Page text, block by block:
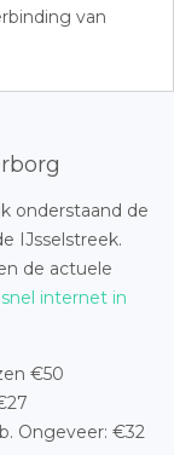
van
onderstaand de
IJsselstreek.
de actuele
snel internet in
€50
Ongeveer: €32